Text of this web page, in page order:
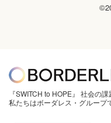
『SWITCH to HOPE』 社会の
私たちはボーダレス・グループ